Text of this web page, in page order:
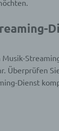
Überprüfen
Dienst
ist die
dem Ziel, ihre